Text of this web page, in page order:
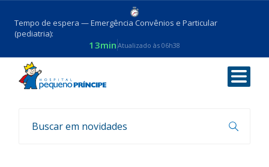
Tempo de espera — Emergência Convênios e Particular
(pediatria):
13min Atualizado às 06h38
Voltar
Notícias